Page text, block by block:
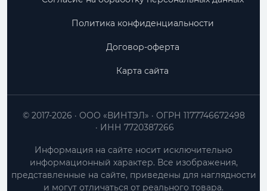
Политика конфиденциальности
Договор-оферта
Карта сайта
ООО «ВИНТЭЛ»
ОГРН 1177746672498
ИНН 7720387266
© 2017-2026
Информация на сайте носит исключительно
информационный характер. Все изображения,
представленные на сайте, приведены для наглядности
и могут отличаться от реального товара.